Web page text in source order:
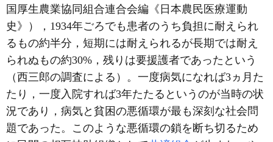
国厚生農業協同組合連合会編《日本農民医療運動
史》），1934年ごろでも患者のうち負担に耐えられ
るもの約半分，短期には耐えられるが長期では耐え
られぬもの約30%，残りは要援護者であったという
（西三郎の調査による）。一度病気になれば3ヵ月た
たり，一度入院すれば3年たたるというのが当時の状
況であり，病気と貧困の悪循環が最も深刻な社会問
題であった。このような悪循環の鎖を断ち切るため